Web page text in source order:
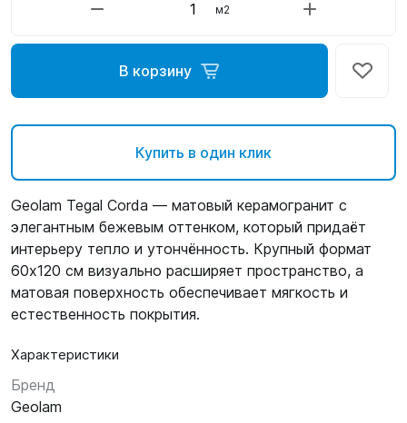
м2
В корзину
Купить в один клик
Geolam Tegal Corda — матовый керамогранит с
элегантным бежевым оттенком, который придаёт
интерьеру тепло и утончённость. Крупный формат
60х120 см визуально расширяет пространство, а
матовая поверхность обеспечивает мягкость и
естественность покрытия.
Характеристики
Бренд
Geolam